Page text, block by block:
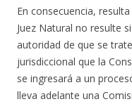
En consecuencia,
Juez Natural no resulte
autoridad de que se
jurisdiccional que la
se ingresará a un
lleva adelante una